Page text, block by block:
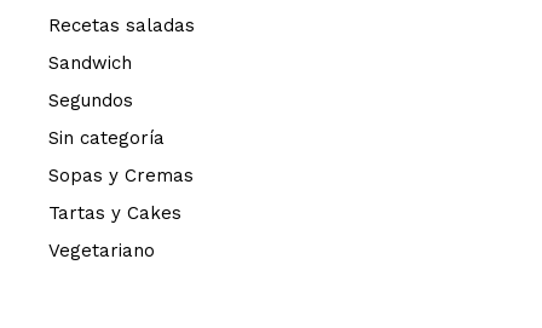
Recetas saladas
Sandwich
Segundos
Sin categoría
Sopas y Cremas
Tartas y Cakes
Vegetariano